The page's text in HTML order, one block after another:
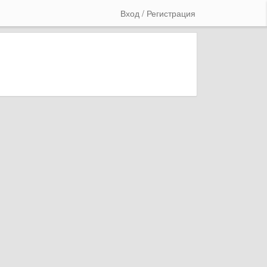
Вход / Регистрация